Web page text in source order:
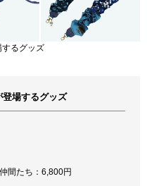
するグッズ
登場するグッズ
間たち：6,800円